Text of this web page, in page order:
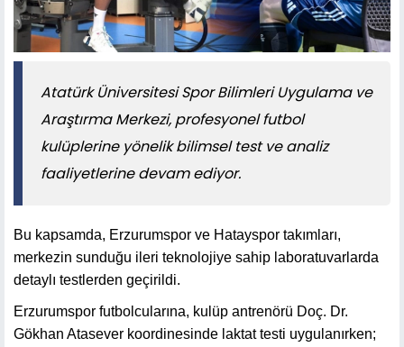
Atatürk Üniversitesi Spor Bilimleri Uygulama ve
Araştırma Merkezi, profesyonel futbol
kulüplerine yönelik bilimsel test ve analiz
faaliyetlerine devam ediyor.
Bu kapsamda, Erzurumspor ve Hatayspor takımları,
merkezin sunduğu ileri teknolojiye sahip laboratuvarlarda
detaylı testlerden geçirildi.
Erzurumspor futbolcularına, kulüp antrenörü Doç. Dr.
Gökhan Atasever koordinesinde laktat testi uygulanırken;